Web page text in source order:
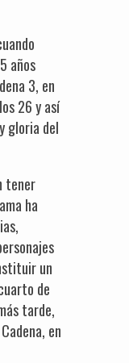
años
3, en
26 y así
gloria del
tener
ha
un
de
tarde,
en